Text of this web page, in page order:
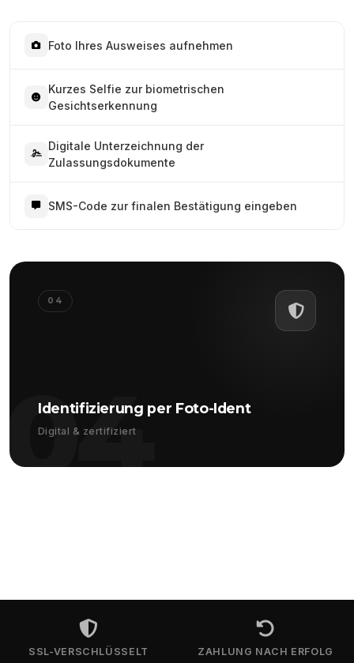
Foto Ihres Ausweises aufnehmen
Kurzes Selfie zur biometrischen
Gesichtserkennung
Digitale Unterzeichnung der
Zulassungsdokumente
SMS-Code zur finalen Bestätigung eingeben
04
04
Identifizierung per Foto-Ident
Digital & zertifiziert
SSL-VERSCHLÜSSELT ZAHLUNG NACH ERFOLG